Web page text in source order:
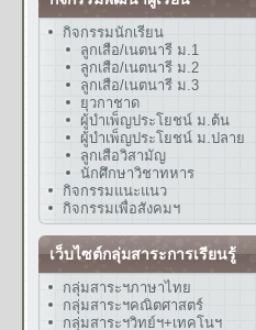
กิจกรรมนักเรียน
ลูกเสือ/เนตนารี ม.1
ลูกเสือ/เนตนารี ม.2
ลูกเสือ/เนตนารี ม.3
ยุวกาชาด
ผู้บำเพ็ญประโยชน์ ม.ต้น
ผู้บำเพ็ญประโยชน์ ม.ปลาย
ลูกเสือวิสามัญ
นักศึกษาวิชาทหาร
กิจกรรมแนะแนว
กิจกรรมเพื่อสังคมฯ
เว็บไซต์กลุ่มสาระการเรียนรู้
กลุ่มสาระฯภาษาไทย
กลุ่มสาระฯคณิตศาสตร์
กลุ่มสาระฯวิทย์ฯ+เทคโนฯ